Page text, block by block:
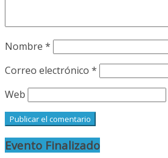
Nombre *
Correo electrónico *
Web
Evento Finalizado